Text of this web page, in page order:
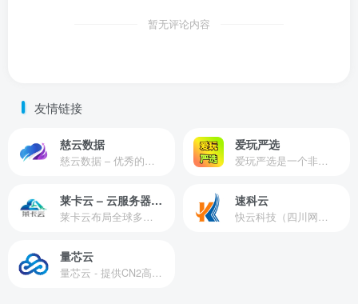
暂无评论内容
友情链接
慈云数据 爱玩严选
莱卡云 – 云服务器提供商 速科云
量芯云